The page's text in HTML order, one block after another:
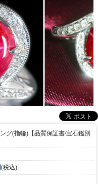
グ(指輪)【品質保証書/宝石鑑別
(税込)